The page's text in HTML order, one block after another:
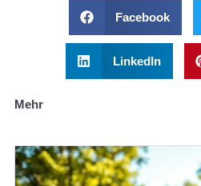
Facebook
LinkedIn
Mehr